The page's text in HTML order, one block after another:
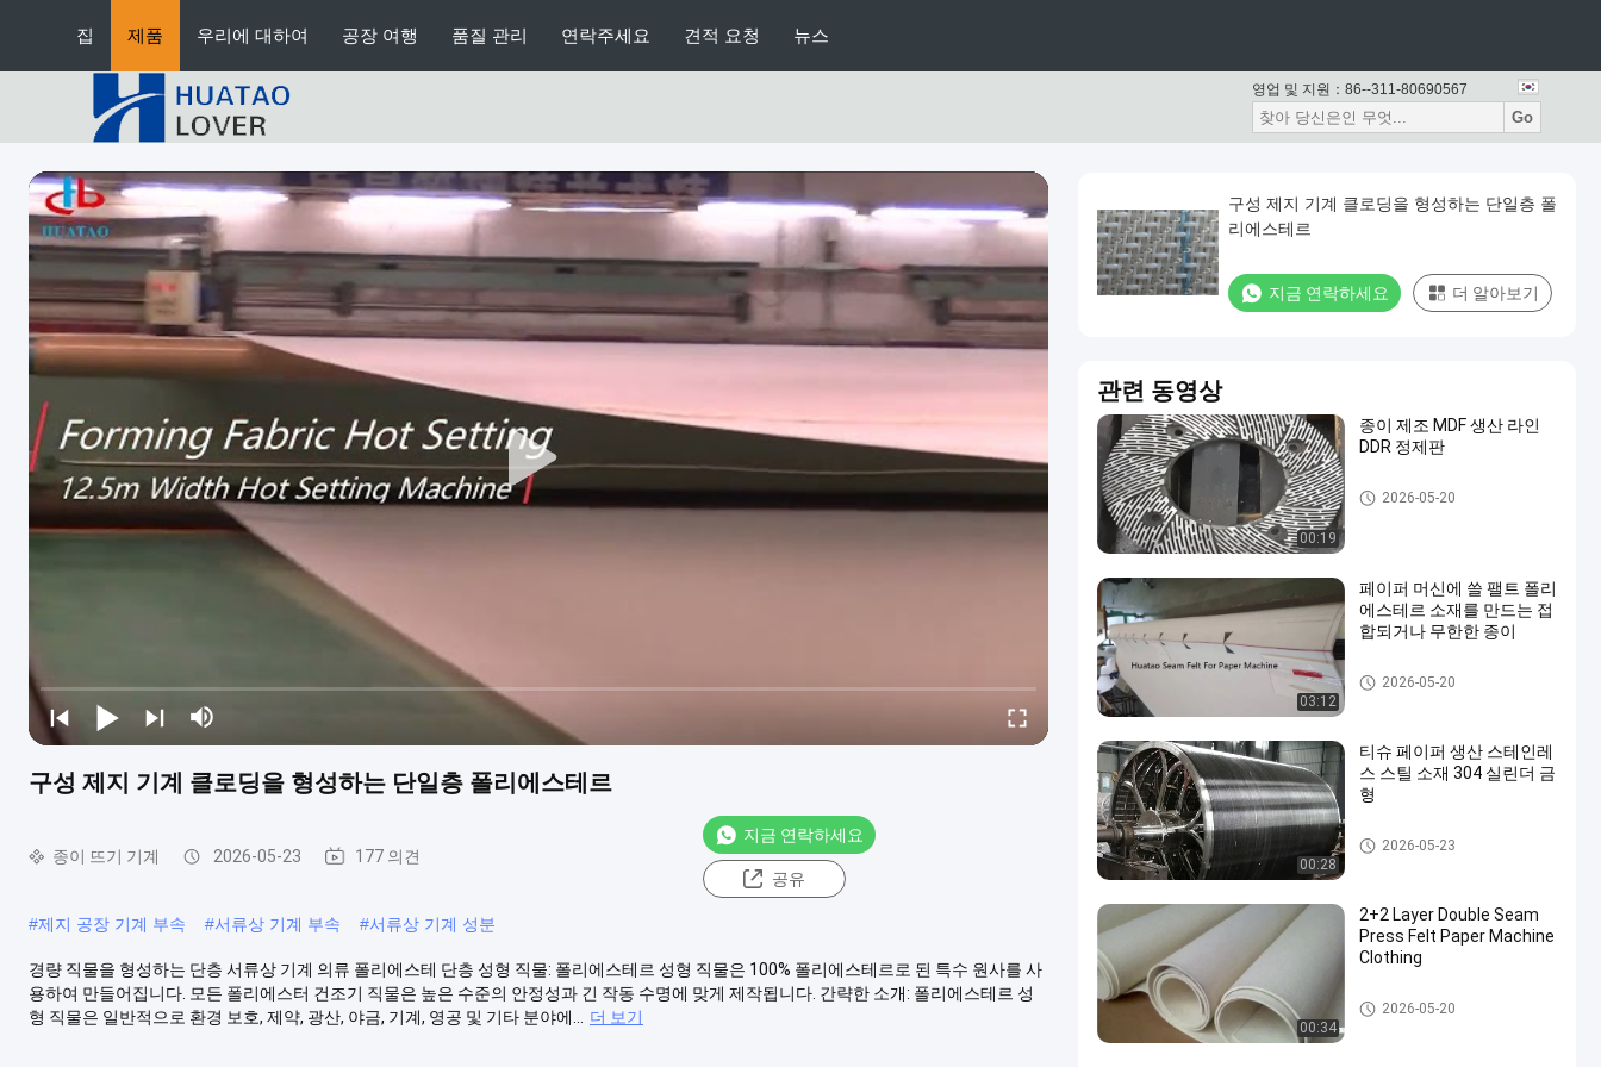
집 제품 우리에 대하여 공장 여행 품질 관리 연락주세요 견적 요청 뉴스
영업 및 지원： 86--311-80690567
Go
구성 제지 기계 클로딩을 형성하는 단일층 폴리에스테르
종이 뜨기 기계 2026-05-23 177 의견
지금 연락하세요
공유
#제지 공장 기계 부속 #서류상 기계 부속 #서류상 기계 성분
경량 직물을 형성하는 단층 서류상 기계 의류 폴리에스테 단층 성형 직물: 폴리에스테르 성형 직물은 100% 폴리에스테르로 된 특수 원사를 사
용하여 만들어집니다. 모든 폴리에스터 건조기 직물은 높은 수준의 안정성과 긴 작동 수명에 맞게 제작됩니다. 간략한 소개: 폴리에스테르 성
형 직물은 일반적으로 환경 보호, 제약, 광산, 야금, 기계, 영공 및 기타 분야에...
더 보기
구성 제지 기계 클로딩을 형성하는 단일층 폴
리에스테르
지금 연락하세요 더 알아보기
관련 동영상
00:19
종이 제조 MDF 생산 라인
DDR 정제판
종이 뜨기 기계
2026-05-20
03:12
페이퍼 머신에 쓸 팰트 폴리
에스테르 소재를 만드는 접
합되거나 무한한 종이
종이 뜨기 기계
2026-05-20
00:28
티슈 페이퍼 생산 스테인레
스 스틸 소재 304 실린더 금
형
종이 뜨기 기계
2026-05-23
00:34
2+2 Layer Double Seam
Press Felt Paper Machine
Clothing
종이 뜨기 기계
2026-05-20